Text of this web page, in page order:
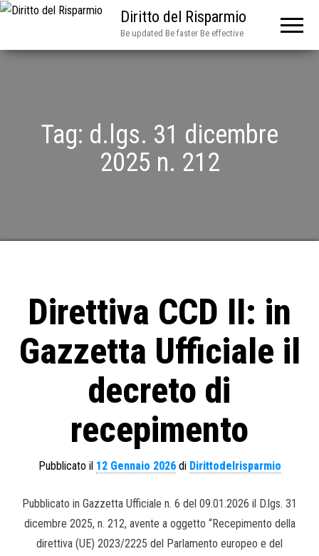
Diritto del Risparmio
Be updated Be faster Be effective
Tag: d.lgs. 31 dicembre
2025 n. 212
Direttiva CCD II: in
Gazzetta Ufficiale il
decreto di
recepimento
Pubblicato il 12 Gennaio 2026di Dirittodelrisparmio
Pubblicato in Gazzetta Ufficiale n. 6 del 09.01.2026 il D.lgs. 31
dicembre 2025, n. 212, avente a oggetto “Recepimento della
direttiva (UE) 2023/2225 del Parlamento europeo e del